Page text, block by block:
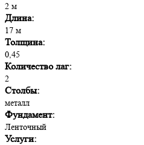
2 м
Длина:
17 м
Толщина:
0,45
Количество лаг:
2
Столбы:
металл
Фундамент:
Ленточный
Услуги: